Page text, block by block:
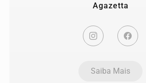
Agazetta
Saiba Mais